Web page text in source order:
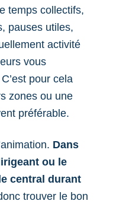
temps collectifs,
pauses utiles,
activité
vous
pour cela
zones ou une
préférable.
Dans
ou le
central durant
trouver le bon